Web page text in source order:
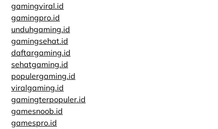
gamingviral.id
gamingpro.id
unduhgaming.id
gamingsehat.id
daftargaming.id
sehatgaming.id
populergaming.id
viralgaming.id
gamingterpopuler.id
gamesnoob.id
gamespro.id